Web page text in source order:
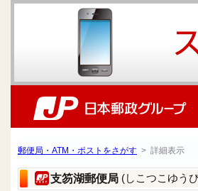
郵便局・ATM・ポストをさがす > 詳細表示
支笏湖郵便局 (しこつこゆう